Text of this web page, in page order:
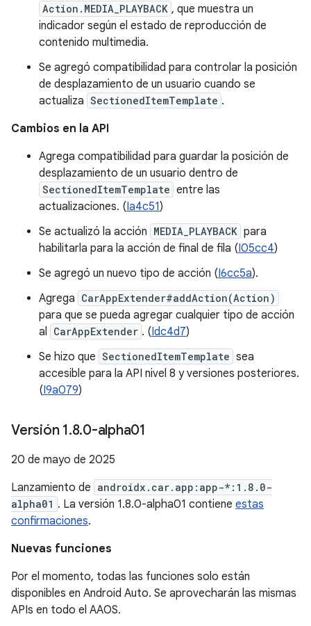
Action.MEDIA_PLAYBACK , que muestra un
indicador según el estado de reproducción de
contenido multimedia.
Se agregó compatibilidad para controlar la posición
de desplazamiento de un usuario cuando se
actualiza SectionedItemTemplate .
Cambios en la API
Agrega compatibilidad para guardar la posición de
desplazamiento de un usuario dentro de
SectionedItemTemplate entre las
actualizaciones. (Ia4c51)
Se actualizó la acción MEDIA_PLAYBACK para
habilitarla para la acción de final de fila (I05cc4)
Se agregó un nuevo tipo de acción (I6cc5a).
Agrega CarAppExtender#addAction(Action)
para que se pueda agregar cualquier tipo de acción
al CarAppExtender . (Idc4d7)
Se hizo que SectionedItemTemplate sea
accesible para la API nivel 8 y versiones posteriores.
(I9a079)
Versión 1.8.0-alpha01
20 de mayo de 2025
Lanzamiento de androidx.car.app:app-*:1.8.0-
alpha01 . La versión 1.8.0-alpha01 contiene estas
confirmaciones.
Nuevas funciones
Por el momento, todas las funciones solo están
disponibles en Android Auto. Se aprovecharán las mismas
APIs en todo el AAOS.